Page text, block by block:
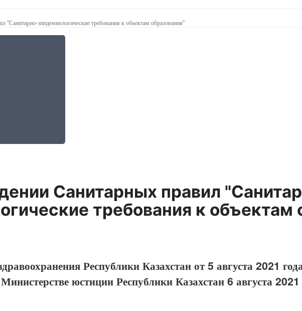
"Санитарно-эпидемиологические требования к объектам образования"
Санитарных правил
требования к объектам
Республики Казахстан от 5 августа 2021
юстиции Республики Казахстан 6 августа